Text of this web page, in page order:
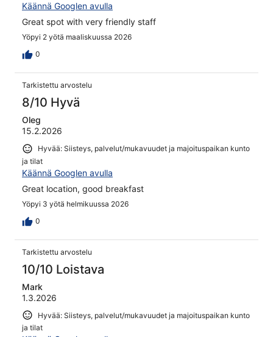
Käännä Googlen avulla
Great spot with very friendly staff
Yöpyi 2 yötä maaliskuussa 2026
0
Tarkistettu arvostelu
8/10 Hyvä
Oleg
15.2.2026
Hyvää: Siisteys, palvelut/mukavuudet ja majoituspaikan kunto
ja tilat
Käännä Googlen avulla
Great location, good breakfast
Yöpyi 3 yötä helmikuussa 2026
0
Tarkistettu arvostelu
10/10 Loistava
Mark
1.3.2026
Hyvää: Siisteys, palvelut/mukavuudet ja majoituspaikan kunto
ja tilat